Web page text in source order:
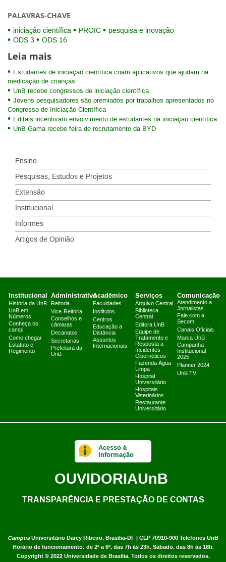
PALAVRAS-CHAVE
iniciação científica PROIC
pesquisa e inovação
ODS 3
ODS 16
Leia mais
Estudantes de iniciação científica criam aplicativos que ajudam na
medicação de crianças
UnB recebe congressos de iniciação científica
Jovens pesquisadores são premiados por trabalhos apresentados no
Congresso de Iniciação Científica
Editais incentivam envolvimento de estudantes na iniciação científica
UnB Gama recebe feira de recrutamento da BYD
Ensino
Pesquisas, Estudos e Projetos
Extensão
Institucional
Informes
Artigos de Opinião
Institucional
História da UnB
UnB em
Números
Conheça os
campi
Como chegar
Estatuto e
Regimento
Administrativo
Reitoria
Vice-Reitoria
Conselhos e
câmaras
Decanatos
Secretarias
Prefeitura da
UnB
Acadêmico
Faculdades
Institutos
Centros
Educação a
Distância
Assuntos
Internacionais
Serviços
Arquivo Central
Biblioteca
Central
Editora UnB
Equipe de
Tratamento e
Resposta a
Incidentes
Cibernéticos
Fazenda Água
Limpa
Hospital
Universitário
Hospitais
Veterinários
Restaurante
Universitário
Comunicação
Atendimento a
Jornalistas
Fale com a
Secom
Canais Oficiais
Marca UnB
Campanha
Institucional
2025
Planner 2024
UnB TV
CampusUniversitário Darcy Ribeiro, Brasília-DF | CEP 70910-900 Telefones UnB
Horário de funcionamento: de 2ª a 6ª, das 7h às 23h. Sábado, das 8h às 18h.
Copyright © 2022 Universidade de Brasília. Todos os direitos reservados.
Acesso à
Informação
OUVIDORIAUnB
TRANSPARÊNCIA E PRESTAÇÃO DE CONTAS